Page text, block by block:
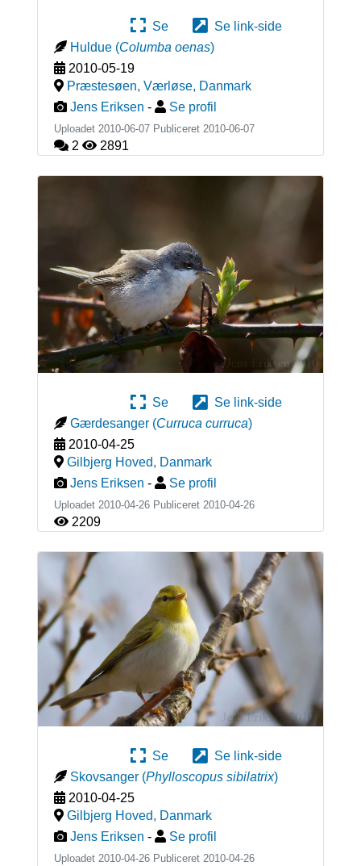
Se
Se link-side
Huldue (Columba oenas)
2010-05-19
Præstesøen, Værløse, Danmark
Jens Eriksen - Se profil
Uploadet 2010-06-07 Publiceret 2010-06-07
2 2891
Se
Se link-side
Gærdesanger (Curruca curruca)
2010-04-25
Gilbjerg Hoved, Danmark
Jens Eriksen - Se profil
Uploadet 2010-04-26 Publiceret 2010-04-26
2209
Se
Se link-side
Skovsanger (Phylloscopus sibilatrix)
2010-04-25
Gilbjerg Hoved, Danmark
Jens Eriksen - Se profil
Uploadet 2010-04-26 Publiceret 2010-04-26